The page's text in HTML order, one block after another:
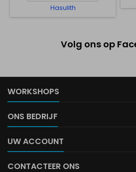
Hasulith
Volg ons op
WORKSHOPS
ONS BEDRIJF
UW ACCOUNT
CONTACTEER ONS